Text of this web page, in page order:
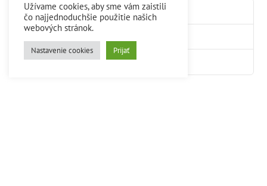
Who we are
Contacts
Gallery
Užívame cookies, aby sme vám zaistili
čo najjednoduchšie použitie našich
webových stránok.
Nastavenie cookies Prijať